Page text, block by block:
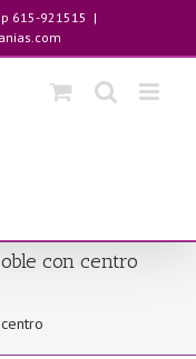
615-921515
|
con centro